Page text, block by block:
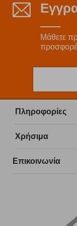
Μάθετε
Πληροφορίες
Χρήσιμα
Επικοινωνία